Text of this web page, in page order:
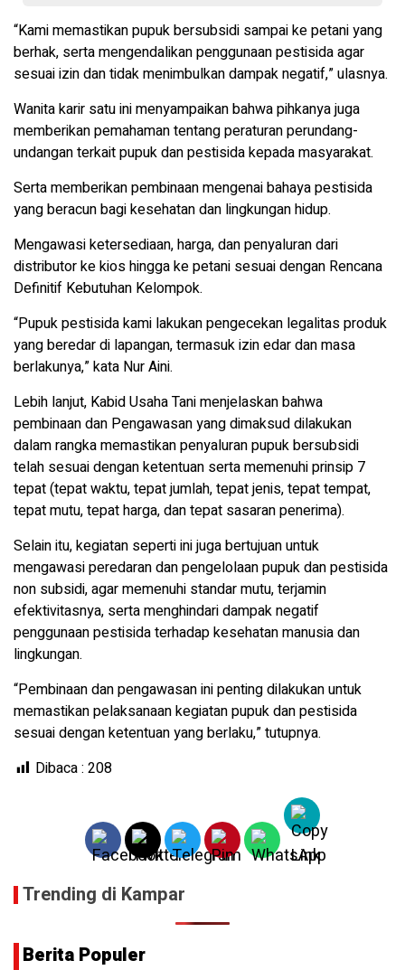
“Kami memastikan pupuk bersubsidi sampai ke petani yang
berhak, serta mengendalikan penggunaan pestisida agar
sesuai izin dan tidak menimbulkan dampak negatif,” ulasnya.
Wanita karir satu ini menyampaikan bahwa pihkanya juga
memberikan pemahaman tentang peraturan perundang-
undangan terkait pupuk dan pestisida kepada masyarakat.
Serta memberikan pembinaan mengenai bahaya pestisida
yang beracun bagi kesehatan dan lingkungan hidup.
Mengawasi ketersediaan, harga, dan penyaluran dari
distributor ke kios hingga ke petani sesuai dengan Rencana
Definitif Kebutuhan Kelompok.
“Pupuk pestisida kami lakukan pengecekan legalitas produk
yang beredar di lapangan, termasuk izin edar dan masa
berlakunya,” kata Nur Aini.
Lebih lanjut, Kabid Usaha Tani menjelaskan bahwa
pembinaan dan Pengawasan yang dimaksud dilakukan
dalam rangka memastikan penyaluran pupuk bersubsidi
telah sesuai dengan ketentuan serta memenuhi prinsip 7
tepat (tepat waktu, tepat jumlah, tepat jenis, tepat tempat,
tepat mutu, tepat harga, dan tepat sasaran penerima).
Selain itu, kegiatan seperti ini juga bertujuan untuk
mengawasi peredaran dan pengelolaan pupuk dan pestisida
non subsidi, agar memenuhi standar mutu, terjamin
efektivitasnya, serta menghindari dampak negatif
penggunaan pestisida terhadap kesehatan manusia dan
lingkungan.
“Pembinaan dan pengawasan ini penting dilakukan untuk
memastikan pelaksanaan kegiatan pupuk dan pestisida
sesuai dengan ketentuan yang berlaku,” tutupnya.
Dibaca : 208
Trending di Kampar
Berita Populer